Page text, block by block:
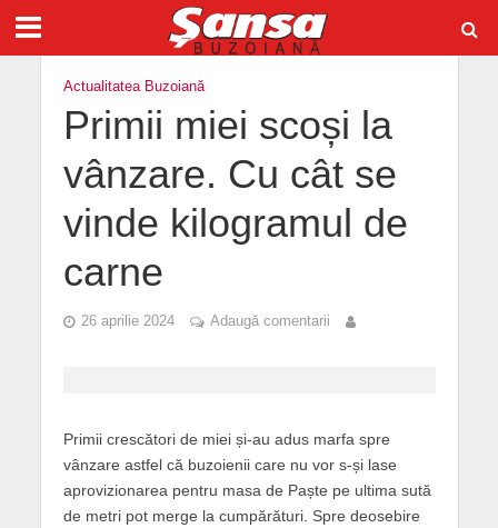
Actualitatea Buzoiană
Primii miei scoși la
vânzare. Cu cât se
vinde kilogramul de
carne
26 aprilie 2024 Adaugă comentarii
Primii crescători de miei și-au adus marfa spre
vânzare astfel că buzoienii care nu vor s-și lase
aprovizionarea pentru masa de Paște pe ultima sută
de metri pot merge la cumpărături. Spre deosebire